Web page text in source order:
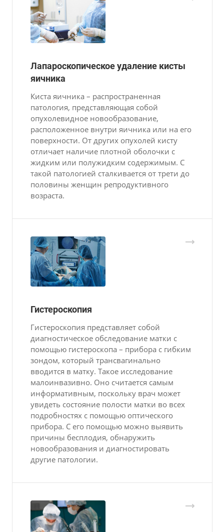
Лапароскопическое удаление кисты
яичника
Киста яичника – распространенная
патология, представляющая собой
опухолевидное новообразование,
расположенное внутри яичника или на его
поверхности. От других опухолей кисту
отличает наличие плотной оболочки с
жидким или полужидким содержимым. С
такой патологией сталкивается от трети до
половины женщин репродуктивного
возраста.
Гистероскопия
Гистероскопия представляет собой
диагностическое обследование матки с
помощью гистероскопа – прибора с гибким
зондом, который трансвагинально
вводится в матку. Такое исследование
малоинвазивно. Оно считается самым
информативным, поскольку врач может
увидеть состояние полости матки во всех
подробностях с помощью оптического
прибора. С его помощью можно выявить
причины бесплодия, обнаружить
новообразования и диагностировать
другие патологии.